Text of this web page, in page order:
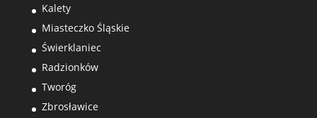
Kalety
Miasteczko Śląskie
Świerklaniec
Radzionków
Tworóg
Zbrosławice